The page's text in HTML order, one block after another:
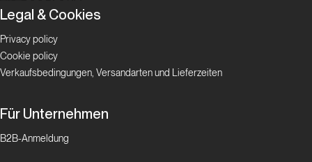
Balkan
rope
verticali
Lindental
Boulder
Legal & Cookies
Privacy policy
Cookie policy
Verkaufsbedingungen, Versandarten und Lieferzeiten
Für Unternehmen
B2B-Anmeldung